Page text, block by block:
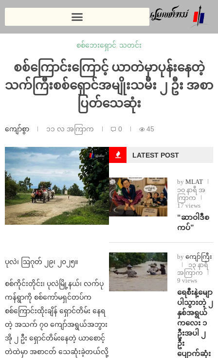
စစ်ဘေးရှောင်, သတင်း
စစ်ကြောင်းကြောင့် ယာတဲမှာပုန်းနေတဲ့
သက်ကြီးစစ်ရှောင်အမျိုးသမီး ၂ ဦး အစာ
ပြတ်သေဆုံး
ကျော်စွာ ၁၁ လ အကြာက 0 45
ပုလဲ၊ ဩဂုတ် ၂၉၊ ၂၀၂၅။
စစ်ကိုင်းတိုင်း၊ ပုလဲမြို့နယ်၊ လက်ပု
ကန်ရွာကို စစ်ကော်မရှင်တပ်က
စစ်ကြောင်းထိုးချိန် ရှောင်တိမ်း နေရ
တဲ့ အသက် ၇၀ ကျော်အရွယ်အဘွား
အို ၂ ဦး ရှောင်တိမ်းနေတဲ့ ယာစောင့်
တဲထဲမှာ အစာငတ် သေဆုံးခဲ့တယ်လို့
LATEST POST
by MLAT
၁၀ နာရီ အ
ကြာက
17 views
“ဆာဝါဒီစ
ကပ်”
by ကျော်ကြီး
၁၃ နာရီ
အကြာက
9 views
ရေစီးနဲ့မျော
ပါသွားတဲ့ ၂
နှစ်အရွယ်
ကလေး ၁
ဦးအပါ ၂
ဦး
ပျောက်ဆုံး